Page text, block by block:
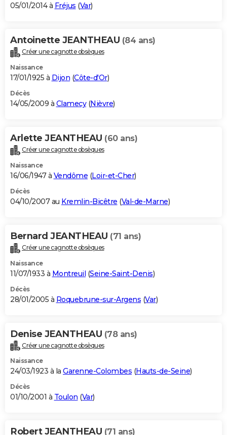
05/01/2014 à Fréjus (Var)
Antoinette JEANTHEAU (84 ans)
Créer une cagnotte obsèques
Naissance
17/01/1925 à Dijon (Côte-d'Or)
Décès
14/05/2009 à Clamecy(Nièvre)
Arlette JEANTHEAU (60 ans)
Créer une cagnotte obsèques
Naissance
16/06/1947 à Vendôme (Loir-et-Cher)
Décès
04/10/2007 au Kremlin-Bicêtre (Val-de-Marne)
Bernard JEANTHEAU (71 ans)
Créer une cagnotte obsèques
Naissance
11/07/1933 à Montreuil (Seine-Saint-Denis)
Décès
28/01/2005 à Roquebrune-sur-Argens (Var)
Denise JEANTHEAU (78 ans)
Créer une cagnotte obsèques
Naissance
24/03/1923 à la Garenne-Colombes (Hauts-de-Seine)
Décès
01/10/2001 à Toulon (Var)
Robert JEANTHEAU (71 ans)